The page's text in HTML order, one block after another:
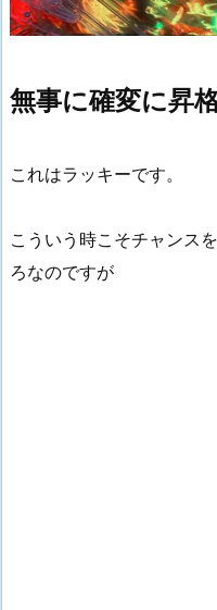
無事に確変に昇
これはラッキーです。
こういう時こそチャンス
ろなのですが